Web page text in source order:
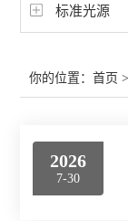
标准光源
你的位置：首页
2026
7-30